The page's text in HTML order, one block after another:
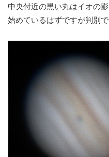
中央付近の黒い丸はイオの
始めているはずですが判別で